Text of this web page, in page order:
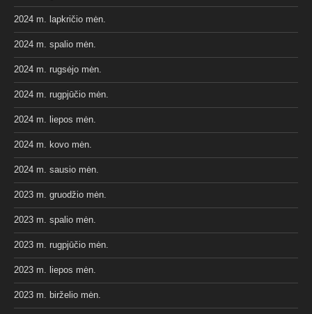
2024 m. lapkričio mėn.
2024 m. spalio mėn.
2024 m. rugsėjo mėn.
2024 m. rugpjūčio mėn.
2024 m. liepos mėn.
2024 m. kovo mėn.
2024 m. sausio mėn.
2023 m. gruodžio mėn.
2023 m. spalio mėn.
2023 m. rugpjūčio mėn.
2023 m. liepos mėn.
2023 m. birželio mėn.